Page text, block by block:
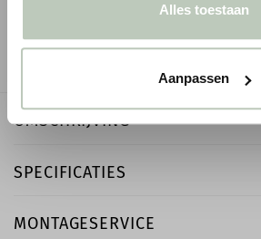
Alles toestaan
Aanpassen
OMSCHRIJVING
SPECIFICATIES
MONTAGESERVICE